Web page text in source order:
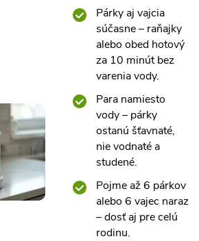
Párky aj vajcia
súčasne – raňajky
alebo obed hotový
za 10 minút bez
varenia vody.
Para namiesto
vody – párky
ostanú šťavnaté,
nie vodnaté a
studené.
Pojme až 6 párkov
alebo 6 vajec naraz
– dosť aj pre celú
rodinu.